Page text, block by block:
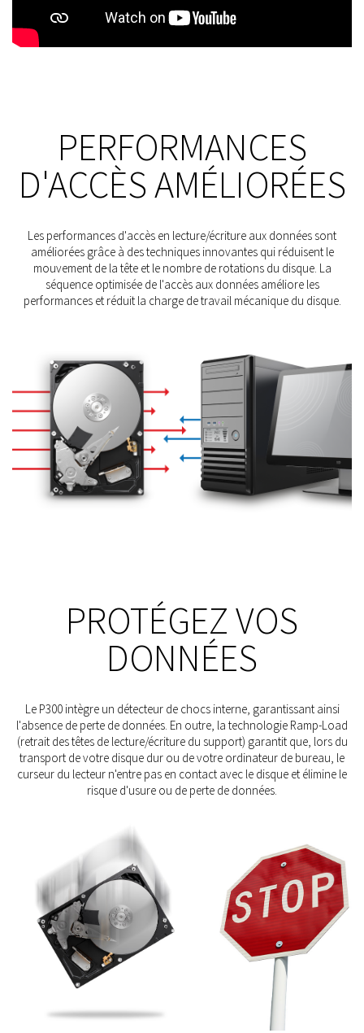
PERFORMANCES
D'ACCÈS AMÉLIORÉES
Les performances d'accès en lecture/écriture aux données sont
améliorées grâce à des techniques innovantes qui réduisent le
mouvement de la tête et le nombre de rotations du disque. La
séquence optimisée de l'accès aux données améliore les
performances et réduit la charge de travail mécanique du disque.
PROTÉGEZ VOS
DONNÉES
Le P300 intègre un détecteur de chocs interne, garantissant ainsi
l'absence de perte de données. En outre, la technologie Ramp-Load
(retrait des têtes de lecture/écriture du support) garantit que, lors du
transport de votre disque dur ou de votre ordinateur de bureau, le
curseur du lecteur n'entre pas en contact avec le disque et élimine le
risque d'usure ou de perte de données.